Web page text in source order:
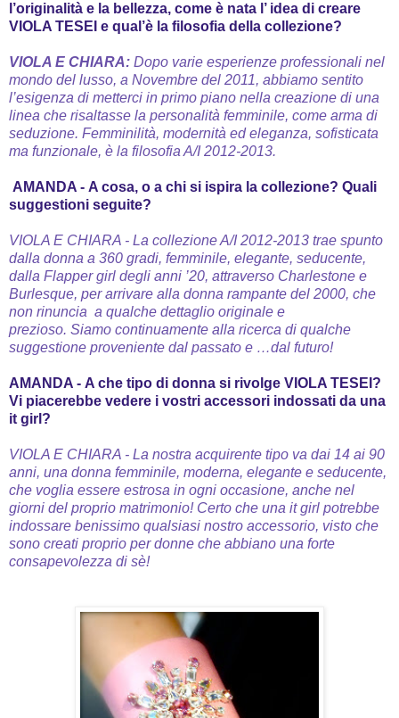
l’originalità e la bellezza, come è nata l’ idea di creare
VIOLA TESEI e qual’è la filosofia della collezione?
VIOLA E CHIARA: Dopo varie esperienze professionali nel
mondo del lusso, a Novembre del 2011, abbiamo sentito
l’esigenza di metterci in primo piano nella creazione di una
linea che risaltasse la personalità femminile, come arma di
seduzione. Femminilità, modernità ed eleganza, sofisticata
ma funzionale, è la filosofia A/I 2012-2013.
AMANDA - A cosa, o a chi si ispira la collezione? Quali
suggestioni seguite?
VIOLA E CHIARA - La collezione A/I 2012-2013 trae spunto
dalla donna a 360 gradi, femminile, elegante, seducente,
dalla Flapper girl degli anni ’20, attraverso Charlestone e
Burlesque, per arrivare alla donna rampante del 2000, che
non rinuncia a qualche dettaglio originale e
prezioso. Siamo continuamente alla ricerca di qualche
suggestione proveniente dal passato e …dal futuro!
AMANDA - A che tipo di donna si rivolge VIOLA TESEI?
Vi piacerebbe vedere i vostri accessori indossati da una
it girl?
VIOLA E CHIARA - La nostra acquirente tipo va dai 14 ai 90
anni, una donna femminile, moderna, elegante e seducente,
che voglia essere estrosa in ogni occasione, anche nel
giorni del proprio matrimonio! Certo che una it girl potrebbe
indossare benissimo qualsiasi nostro accessorio, visto che
sono creati proprio per donne che abbiano una forte
consapevolezza di sè!